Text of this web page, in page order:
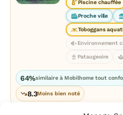
Piscine chauffée
Proche ville
Toboggans
Environnement
Pataugeoire
64%similaire à Mobilhome tout
8.3Moins bien noté